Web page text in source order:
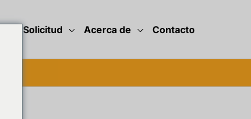
Solicitud Acerca de Contacto